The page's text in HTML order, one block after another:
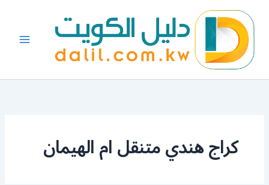
المحتوى
كراج هندي متنقل ام الهيمان